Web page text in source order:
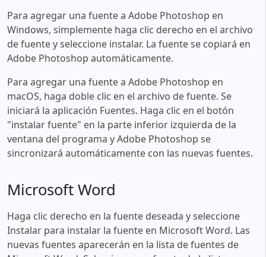
Para agregar una fuente a Adobe Photoshop en
Windows, simplemente haga clic derecho en el archivo
de fuente y seleccione instalar. La fuente se copiará en
Adobe Photoshop automáticamente.
Para agregar una fuente a Adobe Photoshop en
macOS, haga doble clic en el archivo de fuente. Se
iniciará la aplicación Fuentes. Haga clic en el botón
"instalar fuente" en la parte inferior izquierda de la
ventana del programa y Adobe Photoshop se
sincronizará automáticamente con las nuevas fuentes.
Microsoft Word
Haga clic derecho en la fuente deseada y seleccione
Instalar para instalar la fuente en Microsoft Word. Las
nuevas fuentes aparecerán en la lista de fuentes de